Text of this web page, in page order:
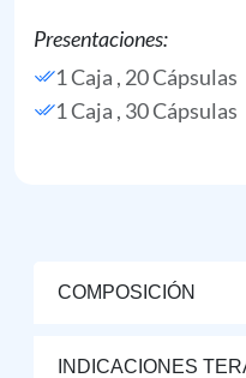
Presentaciones:
1 Caja , 20 Cápsulas
1 Caja , 30 Cápsulas
COMPOSICIÓN
INDICACIONES